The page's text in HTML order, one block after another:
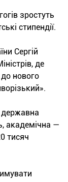
зростуть
стипендії.
Сергій
де
до нового
державна
академічна —
тисяч